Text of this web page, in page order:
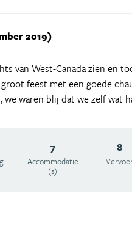
2019)
van West-Canada zien en
feest met een goede
waren blij dat we zelf wat
7
Accommodatie
(s)
8